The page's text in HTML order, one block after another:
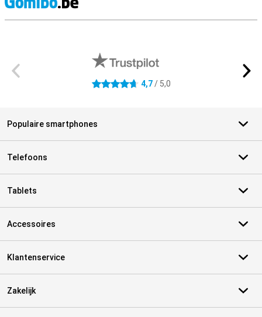
4.7 sterren 4,7/ 5,0
Populaire smartphones
Telefoons
Tablets
Accessoires
Klantenservice
Zakelijk